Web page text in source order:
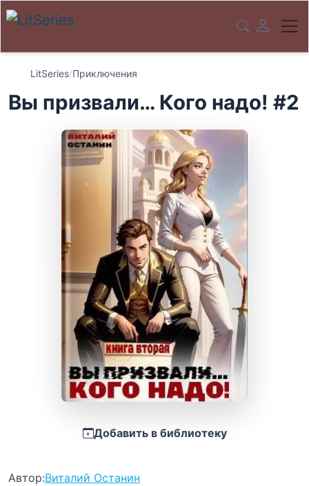
LitSeries/Приключения
Вы призвали… Кого надо! #2
Добавить в библиотеку
Автор:Виталий Останин